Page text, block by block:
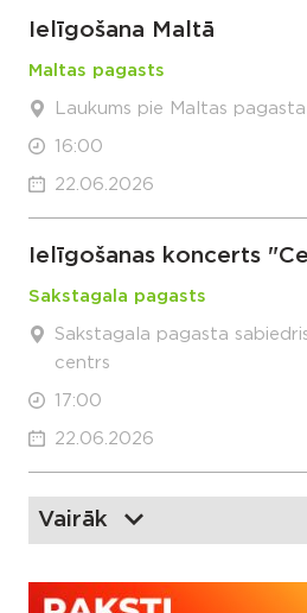
Ielīgošana Maltā
Maltas pagasts
Laukums pie Maltas
16:00
22.06.2026
Ielīgošanas koncerts
Sakstagala pagasts
Sakstagala pagasta
centrs
17:00
22.06.2026
Vairāk